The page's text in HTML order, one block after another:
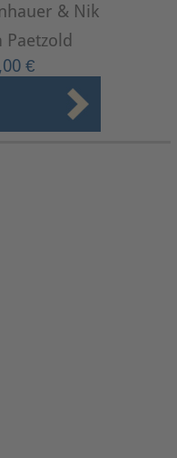
& Nik
Paetzold
€